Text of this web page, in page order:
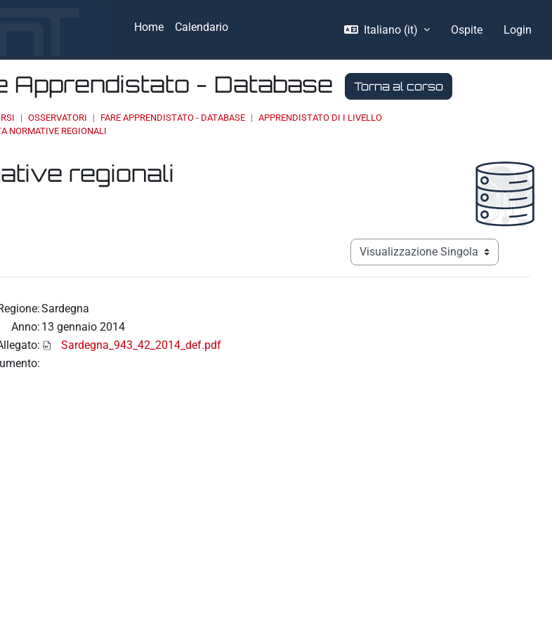
Home Calendario Italiano ‎(it)‎ Ospite Login
Apprendistato - Database Torna al corso
OSSERVATORI FARE APPRENDISTATO - DATABASE
APPRENDISTATO DI I LIVELLO
NORMATIVE REGIONALI
regionali
Navigazione terziaria modalità
Sardegna
Anno: 13 gennaio 2014
Sardegna_943_42_2014_def.pdf